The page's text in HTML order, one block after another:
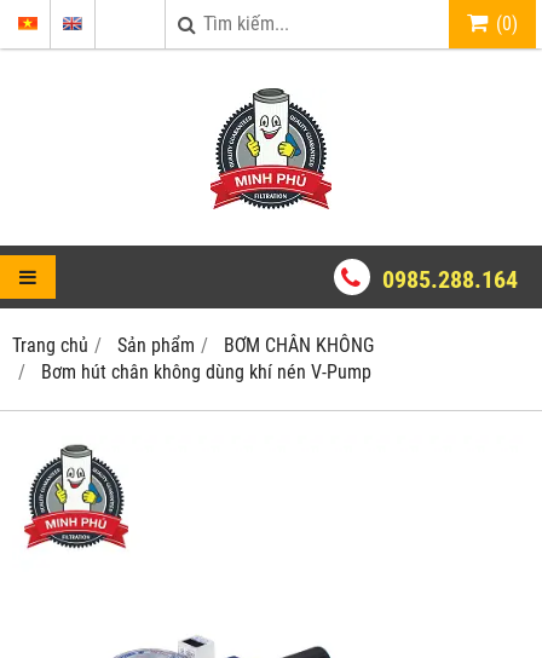
(0)
0985.288.164
Trang chủ Sản phẩm
BƠM CHÂN KHÔNG
Bơm hút chân không dùng khí nén V-Pump